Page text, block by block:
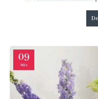
09
Nis